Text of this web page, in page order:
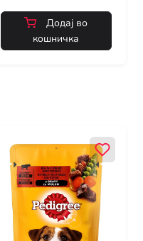
Додај во
кошничка